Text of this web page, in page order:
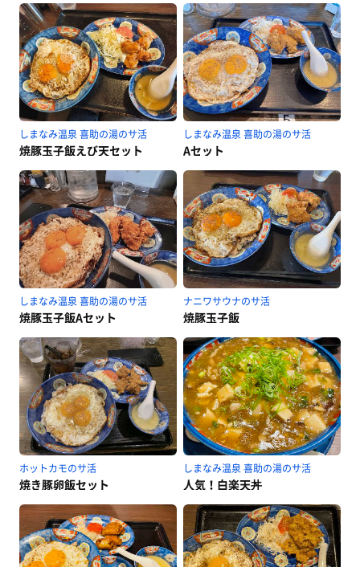
しまなみ温泉 喜助の湯のサ活
焼豚玉子飯えび天セット
しまなみ温泉 喜助の湯のサ活
Aセット
しまなみ温泉 喜助の湯のサ活
焼豚玉子飯Aセット
ナニワサウナのサ活
焼豚玉子飯
ホットカモのサ活
焼き豚卵飯セット
しまなみ温泉 喜助の湯のサ活
人気！白楽天丼